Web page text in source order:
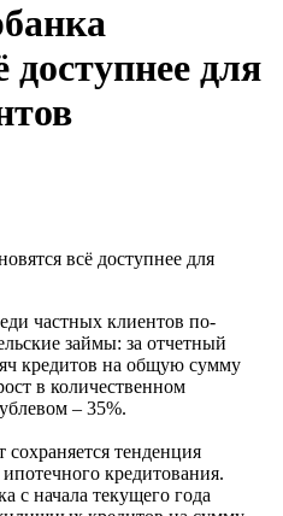
доступнее для
всё доступнее для
частных клиентов по-
займы: за отчетный
кредитов на общую сумму
в количественном
– 35%.
тенденция
кредитования.
с начала текущего года